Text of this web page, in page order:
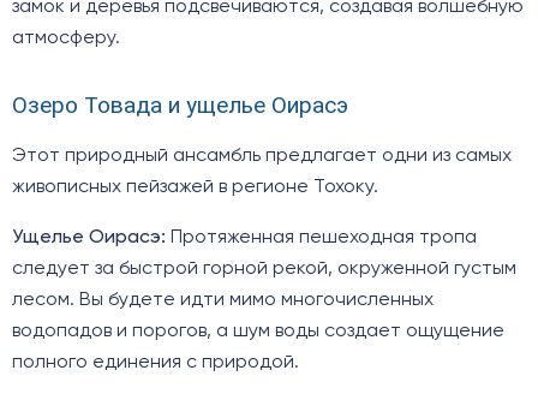
замок и деревья подсвечиваются, создавая волшебную
атмосферу.
Озеро Товада и ущелье Оирасэ
Этот природный ансамбль предлагает одни из самых
живописных пейзажей в регионе Тохоку.
Ущелье Оирасэ: Протяженная пешеходная тропа
следует за быстрой горной рекой, окруженной густым
лесом. Вы будете идти мимо многочисленных
водопадов и порогов, а шум воды создает ощущение
полного единения с природой.